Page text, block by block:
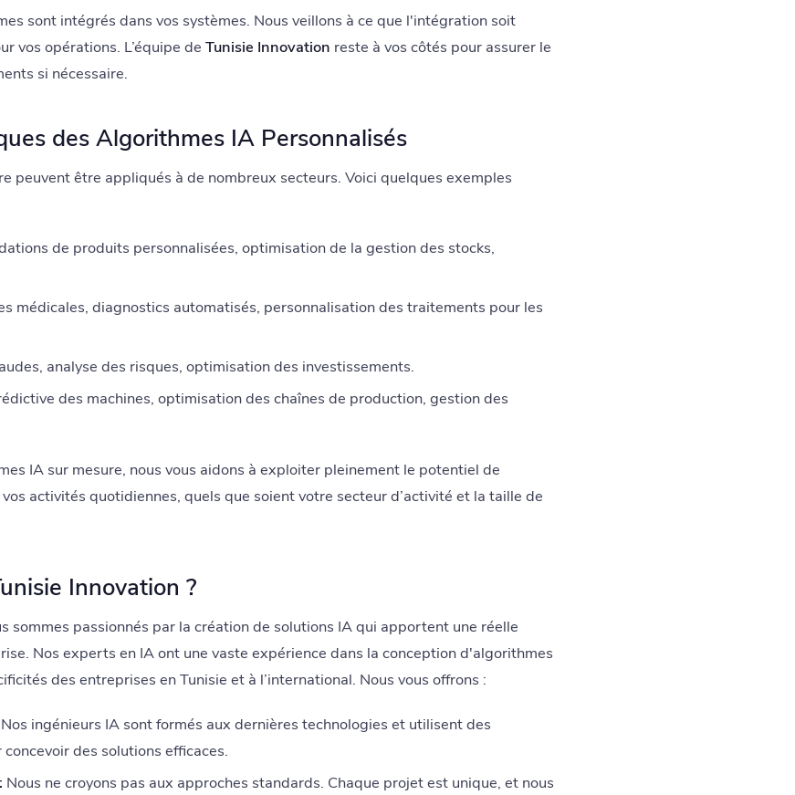
sont intégrés dans vos systèmes. Nous veillons à ce que l'intégration soit
vos opérations. L’équipe de Tunisie Innovation reste à vos côtés pour assurer le
si nécessaire.
des Algorithmes IA Personnalisés
peuvent être appliqués à de nombreux secteurs. Voici quelques exemples
de produits personnalisées, optimisation de la gestion des stocks,
médicales, diagnostics automatisés, personnalisation des traitements pour les
analyse des risques, optimisation des investissements.
des machines, optimisation des chaînes de production, gestion des
IA sur mesure, nous vous aidons à exploiter pleinement le potentiel de
activités quotidiennes, quels que soient votre secteur d’activité et la taille de
Innovation ?
sommes passionnés par la création de solutions IA qui apportent une réelle
Nos experts en IA ont une vaste expérience dans la conception d'algorithmes
des entreprises en Tunisie et à l’international. Nous vous offrons :
Nos ingénieurs IA sont formés aux dernières technologies et utilisent des
des solutions efficaces.
Nous ne croyons pas aux approches standards. Chaque projet est unique, et nous